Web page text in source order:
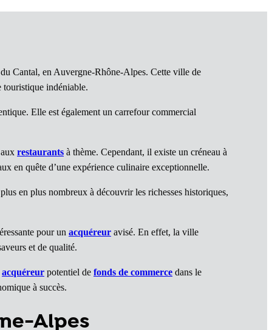
Cantal, en Auvergne-Rhône-Alpes. Cette ville de
touristique indéniable.
Elle est également un carrefour commercial
restaurants à thème. Cependant, il existe un créneau à
en quête d’une expérience culinaire exceptionnelle.
en plus nombreux à découvrir les richesses historiques,
pour un acquéreur avisé. En effet, la ville
et de qualité.
acquéreur potentiel de fonds de commerce dans le
à succès.
Alpes